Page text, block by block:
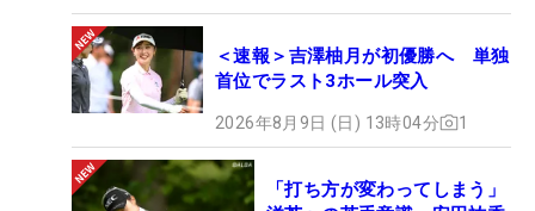
＜速報＞吉澤柚月が初優勝へ 単独
首位でラスト3ホール突入
2026年8月9日 (日) 13時04分 1
「打ち方が変わってしまう」